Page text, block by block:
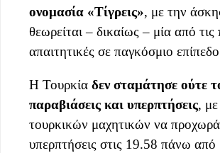
ονομασία «Τίγρεις», με την
θεωρείται – δικαίως – μία από τις
απαιτητικές σε παγκόσμιο
Η Τουρκία δεν σταμάτησε ούτε
παραβιάσεις και υπερπτήσεις, με
τουρκικών μαχητικών να
υπερπτήσεις στις 19.58 πάνω από